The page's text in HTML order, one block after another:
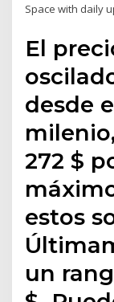
Space with daily
El
desde
272 $
estos
un